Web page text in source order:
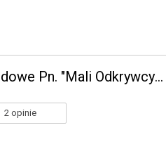
Przedszkole Samorządowe Pn. "Mali Odkrywcy" w Gorliczynie
2 opinie